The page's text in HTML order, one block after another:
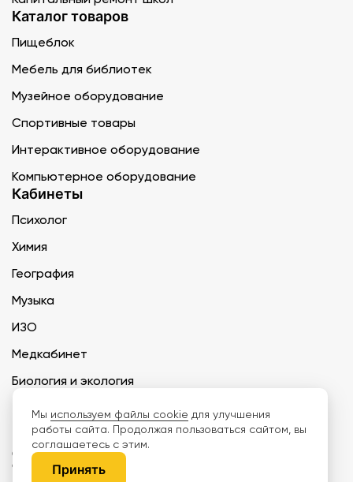
Каталог товаров
Пищеблок
Мебель для библиотек
Музейное оборудование
Спортивные товары
Интерактивное оборудование
Компьютерное оборудование
Кабинеты
Психолог
Химия
География
Музыка
ИЗО
Медкабинет
Биология и экология
Технология
ООО «Дети наше будущее» ИНН 6671165273 ОГРН 1216600030250 КПП
667101001 БИК 046577674
Мы используем файлы cookie для улучшения
работы сайта. Продолжая пользоваться сайтом, вы
соглашаетесь с этим.
Принять